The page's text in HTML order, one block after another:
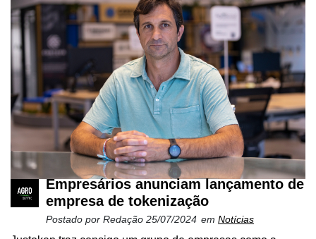
Empresários anunciam lançamento de
empresa de tokenização
Postado por Redação 25/07/2024 em Notícias